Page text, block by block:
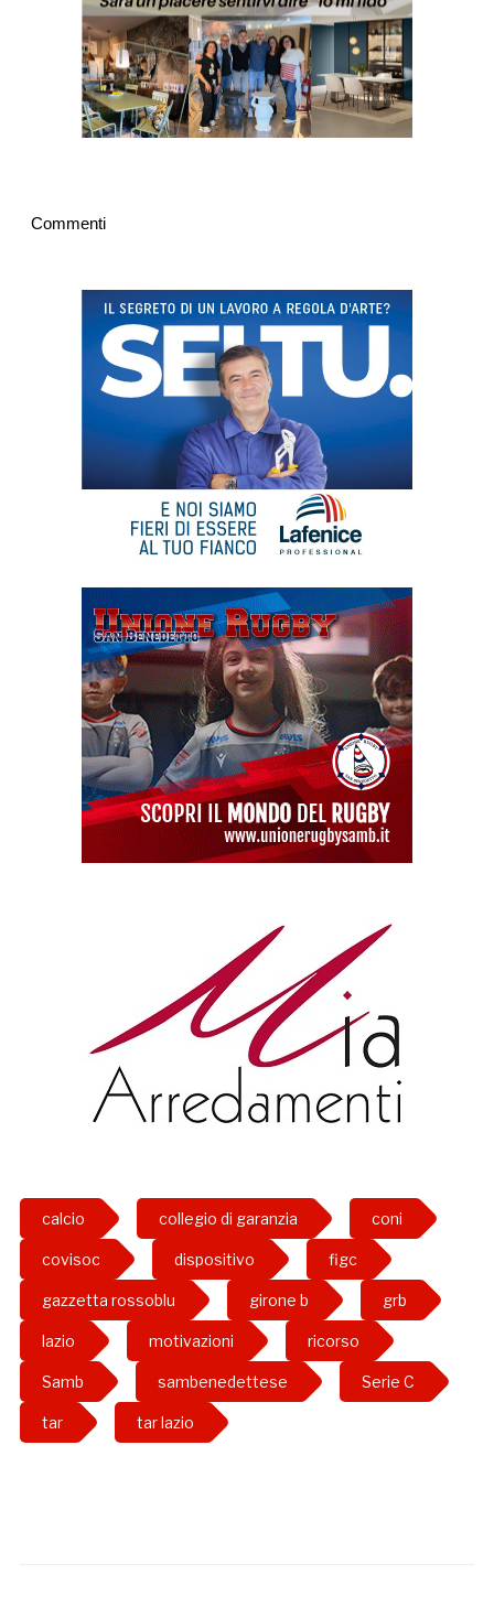
Commenti
calcio collegio di garanzia coni
covisoc dispositivo figc
gazzetta rossoblu girone b grb
lazio motivazioni ricorso
Samb sambenedettese Serie C
tar tar lazio